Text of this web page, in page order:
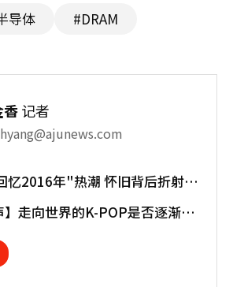
导体 #DRAM
香记者
忆2016年"热潮 怀旧背后折射经
】走向世界的K-POP是否逐渐淡